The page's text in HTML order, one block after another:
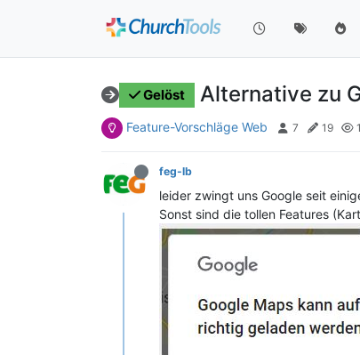
Gelöst Alternative zu
Feature-Vorschläge Web 7 19
feg-lb
leider zwingt uns Google seit
Sonst sind die tollen Features